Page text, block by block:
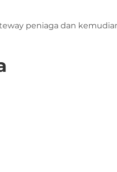
peniaga dan